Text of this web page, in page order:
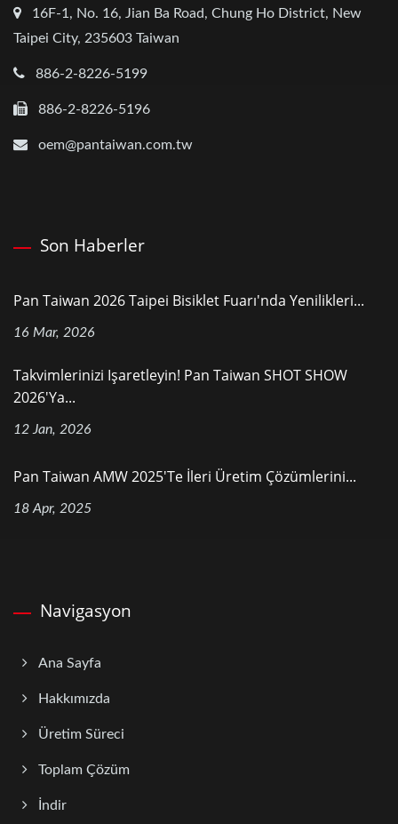
16F-1, No. 16, Jian Ba Road, Chung Ho District, New
Taipei City, 235603 Taiwan
886-2-8226-5199
886-2-8226-5196
oem@pantaiwan.com.tw
Son Haberler
Pan Taiwan 2026 Taipei Bisiklet Fuarı'nda Yenilikleri...
16 Mar, 2026
Takvimlerinizi Işaretleyin! Pan Taiwan SHOT SHOW
2026'ya...
12 Jan, 2026
Pan Taiwan AMW 2025'te İleri Üretim Çözümlerini...
18 Apr, 2025
Navigasyon
Ana Sayfa
Hakkımızda
Üretim Süreci
Toplam Çözüm
İndir